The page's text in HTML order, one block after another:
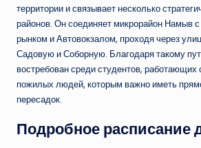
территории и связывает несколько
районов. Он соединяет микрорайон Намыв
рынком и Автовокзалом, проходя через
Садовую и Соборную. Благодаря такому
востребован среди студентов, работающих
пожилых людей, которым важно иметь
пересадок.
Подробное расписание